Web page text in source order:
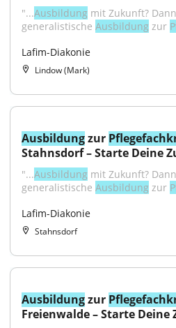
"...Ausbildung mit Zukunft?
generalistische Ausbildung zur
Lafim-Diakonie
Lindow (Mark)
Ausbildung zur
Stahnsdorf – Starte Deine
"...Ausbildung mit Zukunft?
generalistische Ausbildung zur
Lafim-Diakonie
Stahnsdorf
Ausbildung zur
Freienwalde – Starte